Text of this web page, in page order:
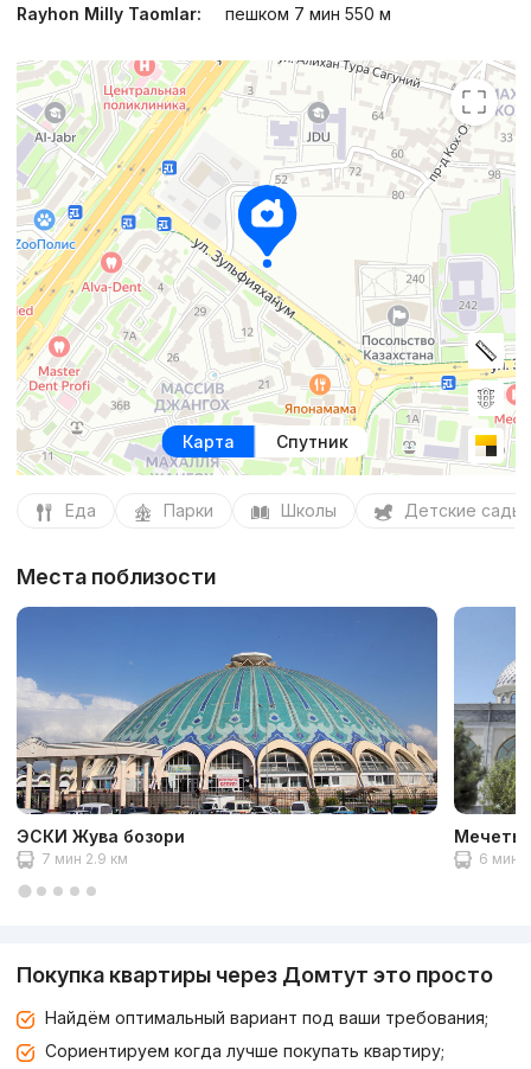
Rayhon Milly Taomlar:
пешком 7 мин 550 м
Карта Спутник
Еда Парки Школы Детские сады
Места поблизости
ЭСКИ Жува бозори
7 мин 2.9 км
Мечеть
6 мин
Покупка квартиры через Домтут это просто
Найдём оптимальный вариант под ваши требования;
Сориентируем когда лучше покупать квартиру;